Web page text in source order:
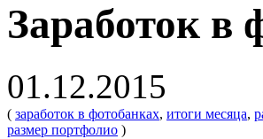
Заработок в
01.12.2015
( заработок в фотобанках, итоги месяца,
размер портфолио )